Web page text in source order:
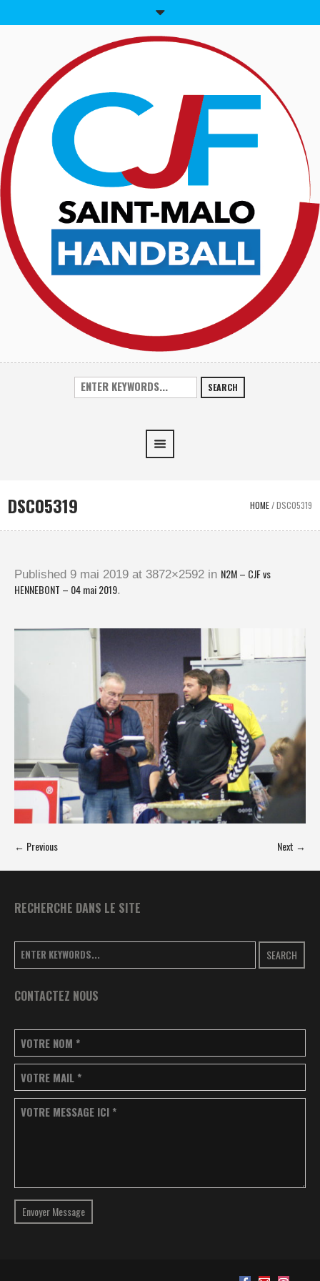
SEARCH
DSC05319 HOME/DSC05319
Published 9 mai 2019 at 3872×2592 in N2M – CJF vs
HENNEBONT – 04 mai 2019.
← Previous Next →
RECHERCHE DANS LE SITE
SEARCH
CONTACTEZ NOUS
VOTRE NOM *
VOTRE MAIL *
VOTRE MESSAGE ICI *
Envoyer Message